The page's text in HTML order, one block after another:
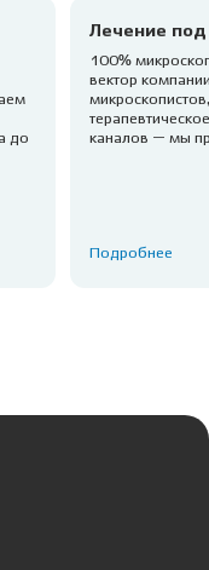
до
Лечение
100%
вектор
каналов — мы
Подробнее